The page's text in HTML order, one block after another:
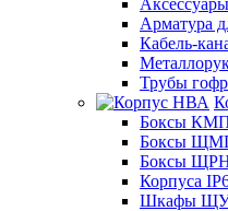
Арматура
Кабель-
Трубы
Боксы
Боксы
Боксы
Корпуса
Шкафы